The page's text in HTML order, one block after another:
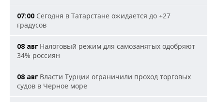
07:00 Сегодня в Татарстане ожидается до +27
градусов
08 авг Налоговый режим для самозанятых одобряют
34% россиян
08 авг Власти Турции ограничили проход торговых
судов в Черное море